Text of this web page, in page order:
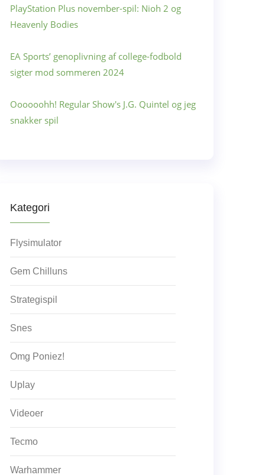
PlayStation Plus november-spil: Nioh 2 og
Heavenly Bodies
EA Sports’ genoplivning af college-fodbold
sigter mod sommeren 2024
Oooooohh! Regular Show's J.G. Quintel og jeg
snakker spil
Kategori
Flysimulator
Gem Chilluns
Strategispil
Snes
Omg Poniez!
Uplay
Videoer
Tecmo
Warhammer